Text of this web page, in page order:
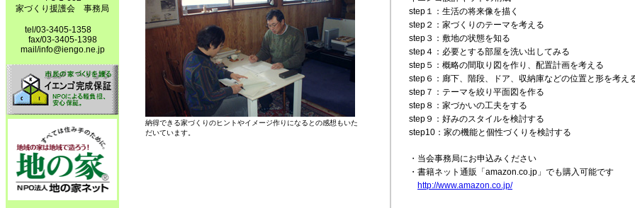
家づくり援護会 事務局
tel/03-3405-1358
fax/03-3405-1398
mail/info@iengo.ne.jp
納得できる家づくりのヒントやイメージ作りになるとの感想もいた
だいています。
step１：生活の将来像を描く
step２：家づくりのテーマを考える
step３：敷地の状態を知る
step４：必要とする部屋を洗い出してみる
step５：概略の間取り図を作り、配置計画を考える
step６：廊下、階段、ドア、収納庫などの位置と形を考え
step７：テーマを絞り平面図を作る
step８：家づかいの工夫をする
step９：好みのスタイルを検討する
step10：家の機能と個性づくりを検討する
・当会事務局にお申込みください
・書籍ネット通販「amazon.co.jp」でも購入可能です
http://www.amazon.co.jp/